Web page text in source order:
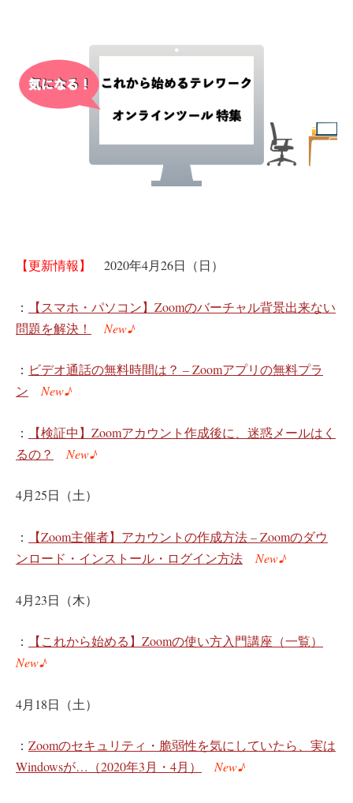
【更新情報】 2020年4月26日（日）
：
【スマホ・パソコン】Zoomのバーチャル背景出来ない
問題を解決！
New♪
： ビデオ通話の無料時間は？ – Zoomアプリの無料プラ
ン
New♪
：
【検証中】Zoomアカウント作成後に、迷惑メールはく
るの？
New♪
4月25日（土）
：
【Zoom主催者】アカウントの作成方法 – Zoomのダウ
ンロード・インストール・ログイン方法
New♪
4月23日（木）
：
【これから始める】Zoomの使い方入門講座（一覧）
New♪
4月18日（土）
： Zoomのセキュリティ・脆弱性を気にしていたら、実は
Windowsが…（2020年3月・4月）
New♪